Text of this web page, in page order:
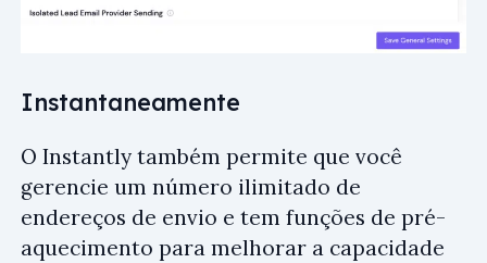
Instantaneamente
O Instantly também permite que você
gerencie um número ilimitado de
endereços de envio e tem funções de pré-
aquecimento para melhorar a capacidade